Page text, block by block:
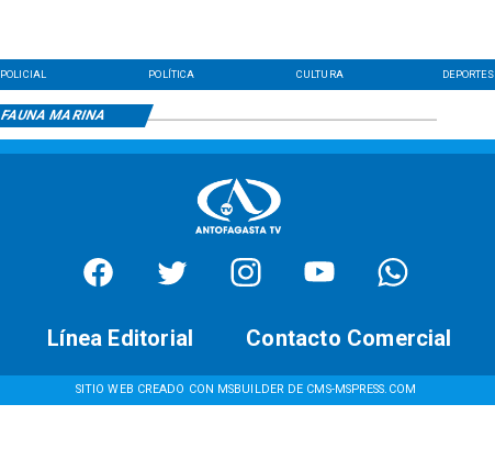
POLICIAL POLÍTICA CULTURA DEPORTES
FAUNA MARINA
SITIO WEB CREADO CON MSBUILDER DE CMS-MSPRESS.COM
Contacto Comercial
Línea Editorial